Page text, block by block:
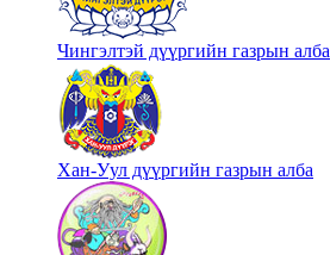
Чингэлтэй дүүргийн газрын алба
Хан-Уул дүүргийн газрын алба